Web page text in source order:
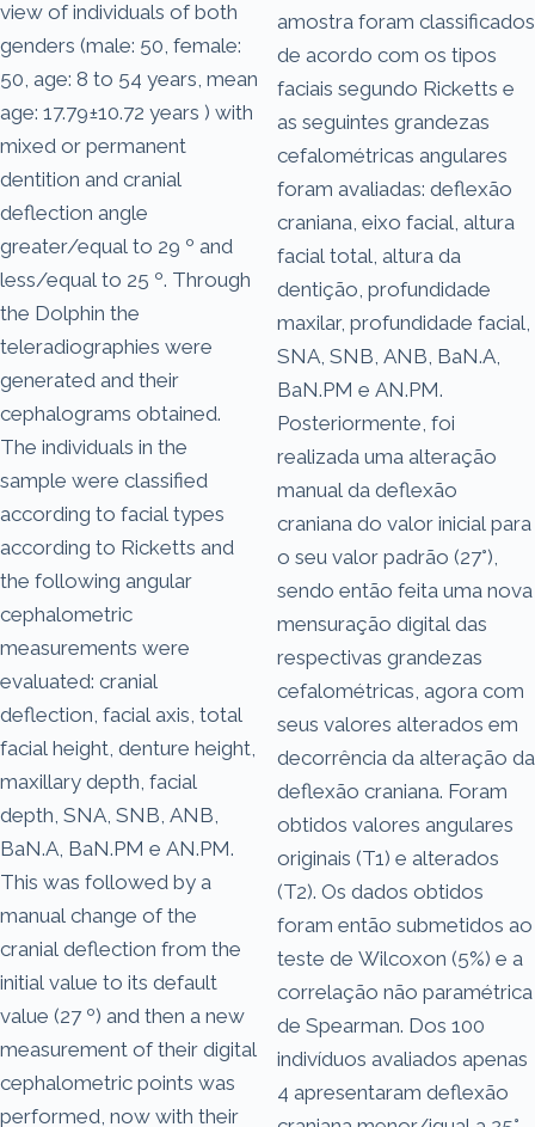
view of individuals of both
genders (male: 50, female:
50, age: 8 to 54 years, mean
age: 17.79±10.72 years ) with
mixed or permanent
dentition and cranial
deflection angle
greater/equal to 29 º and
less/equal to 25 º. Through
the Dolphin the
teleradiographies were
generated and their
cephalograms obtained.
The individuals in the
sample were classified
according to facial types
according to Ricketts and
the following angular
cephalometric
measurements were
evaluated: cranial
deflection, facial axis, total
facial height, denture height,
maxillary depth, facial
depth, SNA, SNB, ANB,
BaN.A, BaN.PM e AN.PM.
This was followed by a
manual change of the
cranial deflection from the
initial value to its default
value (27 º) and then a new
measurement of their digital
cephalometric points was
performed, now with their
amostra foram classificados
de acordo com os tipos
faciais segundo Ricketts e
as seguintes grandezas
cefalométricas angulares
foram avaliadas: deflexão
craniana, eixo facial, altura
facial total, altura da
dentição, profundidade
maxilar, profundidade facial,
SNA, SNB, ANB, BaN.A,
BaN.PM e AN.PM.
Posteriormente, foi
realizada uma alteração
manual da deflexão
craniana do valor inicial para
o seu valor padrão (27°),
sendo então feita uma nova
mensuração digital das
respectivas grandezas
cefalométricas, agora com
seus valores alterados em
decorrência da alteração da
deflexão craniana. Foram
obtidos valores angulares
originais (T1) e alterados
(T2). Os dados obtidos
foram então submetidos ao
teste de Wilcoxon (5%) e a
correlação não paramétrica
de Spearman. Dos 100
indivíduos avaliados apenas
4 apresentaram deflexão